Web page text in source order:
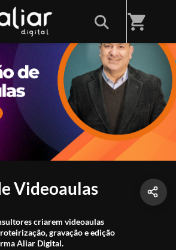
shopping_cart
Videoaulas
criarem videoaulas
gravação e edição
Aliar Digital.